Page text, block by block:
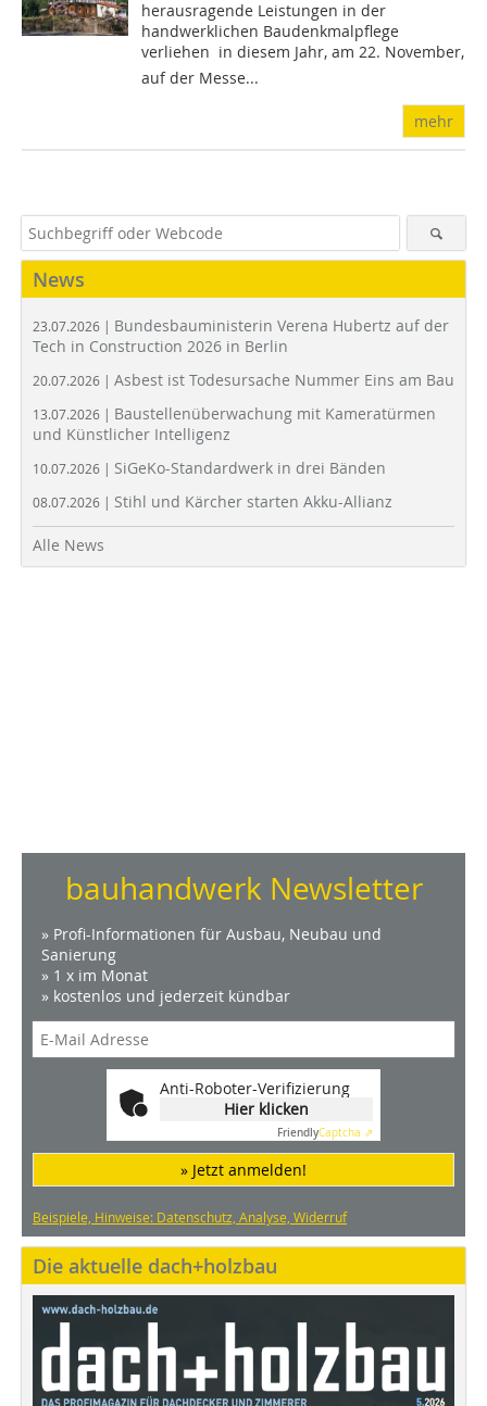
herausragende Leistungen in der
handwerklichen Baudenkmalpflege
verliehen  in diesem Jahr, am 22. November,
auf der Messe...
mehr
News
23.07.2026 | Bundesbauministerin Verena Hubertz auf der
Tech in Construction 2026 in Berlin
20.07.2026 | Asbest ist Todesursache Nummer Eins am Bau
13.07.2026 | Baustellenüberwachung mit Kameratürmen
und Künstlicher Intelligenz
10.07.2026 | SiGeKo-Standardwerk in drei Bänden
08.07.2026 | Stihl und Kärcher starten Akku-Allianz
Alle News
bauhandwerk Newsletter
» Profi-Informationen für Ausbau, Neubau und
Sanierung
» 1 x im Monat
» kostenlos und jederzeit kündbar
Anti-Roboter-Verifizierung
Hier klicken
FriendlyCaptcha ⇗
» Jetzt anmelden!
Beispiele, Hinweise: Datenschutz, Analyse, Widerruf
Die aktuelle dach+holzbau